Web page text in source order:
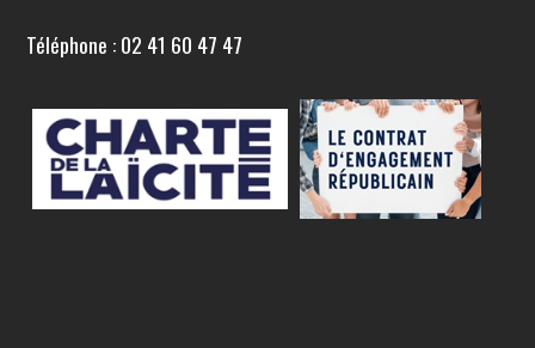
Téléphone : 02 41 60 47 47